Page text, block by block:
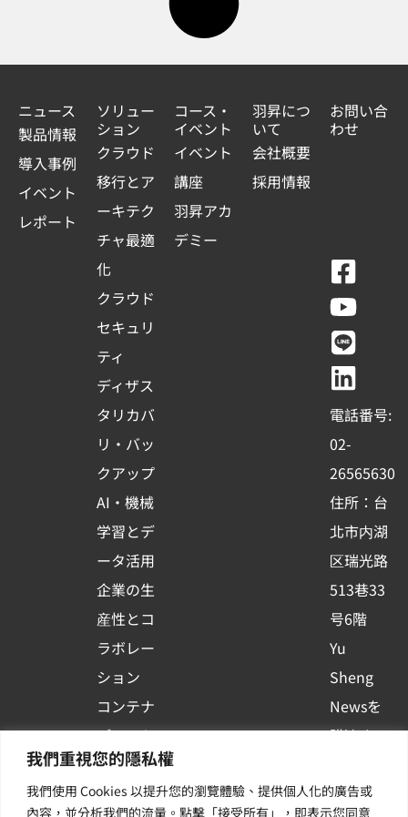
我們重視您的隱私權
我們使用 Cookies 以提升您的瀏覽體驗、提供個人化的廣告或
內容，並分析我們的流量。點擊「接受所有」，即表示您同意
ニュース
製品情報
導入事例
イベント
レポート
ソリュー
ション
クラウド
移行とア
ーキテク
チャ最適
化
クラウド
セキュリ
ティ
ディザス
タリカバ
リ・バッ
クアップ
AI・機械
学習とデ
ータ活用
企業の生
産性とコ
ラボレー
ション
コンテナ
プラット
フォーム
活用
コース・
イベント
イベント
講座
羽昇アカ
デミー
羽昇につ
いて
会社概要
採用情報
お問い合
わせ
F
a
c
e
b
o
o
k
-
s
q
u
a
r
e
Y
o
u
t
u
b
e
L
i
n
e
L
i
n
k
e
d
i
n
電話番号:
02-
26565630
住所：台
北市内湖
区瑞光路
513巷33
号6階
Yu
Sheng
Newsを
購読する
イベント